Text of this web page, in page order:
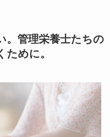
。管理栄養士たちの
ために。